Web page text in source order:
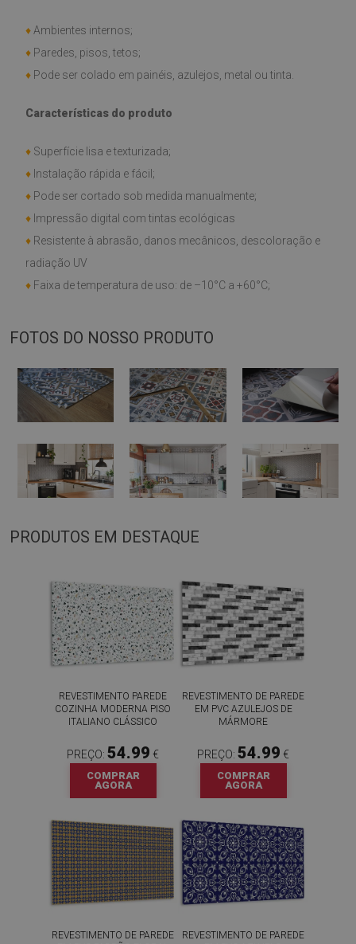
♦ Ambientes internos;
♦ Paredes, pisos, tetos;
♦ Pode ser colado em painéis, azulejos, metal ou tinta.
Características do produto
♦ Superfície lisa e texturizada;
♦ Instalação rápida e fácil;
♦ Pode ser cortado sob medida manualmente;
♦ Impressão digital com tintas ecológicas
♦ Resistente à abrasão, danos mecânicos, descoloração e
radiação UV
♦ Faixa de temperatura de uso: de –10°C a +60°C;
FOTOS DO NOSSO PRODUTO
PRODUTOS EM DESTAQUE
REVESTIMENTO PAREDE
COZINHA MODERNA PISO
ITALIANO CLÁSSICO
PREÇO: 54.99 €
COMPRAR
AGORA
REVESTIMENTO DE PAREDE
EM PVC AZULEJOS DE
MÁRMORE
PREÇO: 54.99 €
COMPRAR
AGORA
REVESTIMENTO DE PAREDE
REVESTIMENTO DE PAREDE